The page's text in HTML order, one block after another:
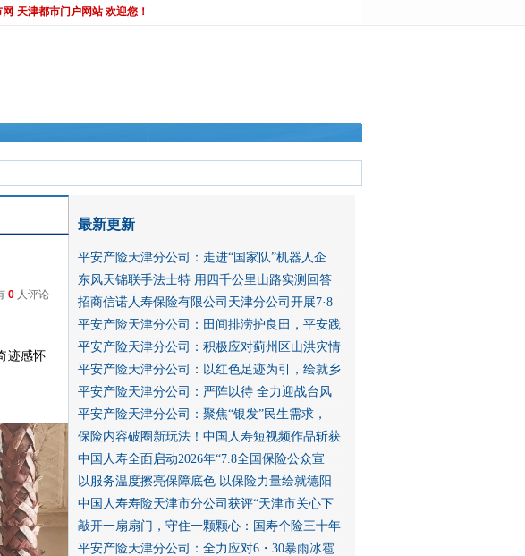
-天津都市门户网站 欢迎您！
0人评论
迹感怀
最新更新
平安产险天津分公司：走进“国家队”机器人企
东风天锦联手法士特 用四千公里山路实测回答
招商信诺人寿保险有限公司天津分公司开展7·8
平安产险天津分公司：田间排涝护良田，平安践
平安产险天津分公司：积极应对蓟州区山洪灾情
平安产险天津分公司：以红色足迹为引，绘就乡
平安产险天津分公司：严阵以待 全力迎战台风
平安产险天津分公司：聚焦“银发”民生需求，
保险内容破圈新玩法！中国人寿短视频作品斩获
中国人寿全面启动2026年“7.8全国保险公众宣
以服务温度擦亮保障底色 以保险力量绘就德阳
中国人寿寿险天津市分公司获评“天津市关心下
敲开一扇扇门，守住一颗颗心：国寿个险三十年
平安产险天津分公司：全力应对6・30暴雨冰雹